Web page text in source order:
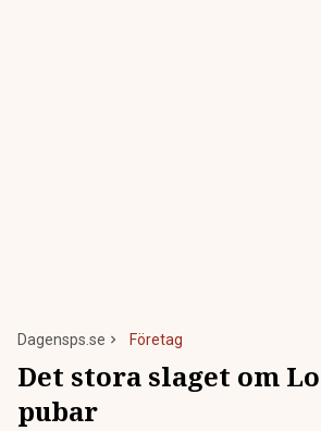
Dagensps.se Företag
Det stora slaget om
pubar